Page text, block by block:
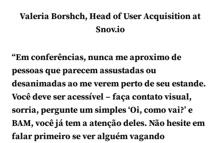
Valeria Borshch, Head of User Acquisition at
Snov.io
“Em conferências, nunca me aproximo de
pessoas que parecem assustadas ou
desanimadas ao me verem perto de seu estande.
Você deve ser acessível – faça contato visual,
sorria, pergunte um simples ‘Oi, como vai?’ e
BAM, você já tem a atenção deles. Não hesite em
falar primeiro se ver alguém vagando